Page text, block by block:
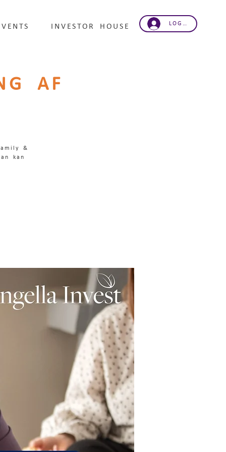
LOG IND
INVESTOR HOUSE
AF
&
kan